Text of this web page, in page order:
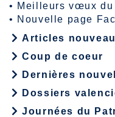
• Meilleurs vœux du
• Nouvelle page
Articles
Coup de coeur
Dernières
Dossiers
Journées du